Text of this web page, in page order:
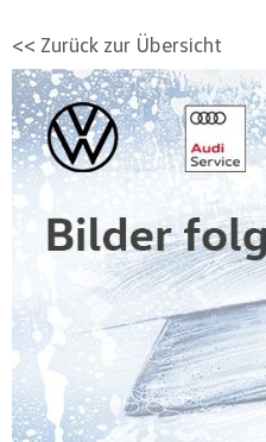
<< Zurück zur Übersicht